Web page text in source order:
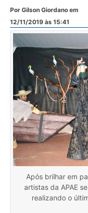
Por Gilson Giordano em
12/11/2019 às 15:41
Após brilhar em
artistas da APAE
realizando o